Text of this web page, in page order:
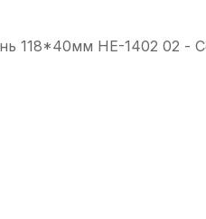
118*40мм HE-1402 02 -